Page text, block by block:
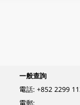
一般查詢
電話: +852 2299
電郵: